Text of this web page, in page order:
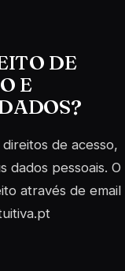
DE
E
de acesso,
dados pessoais. O
através de email